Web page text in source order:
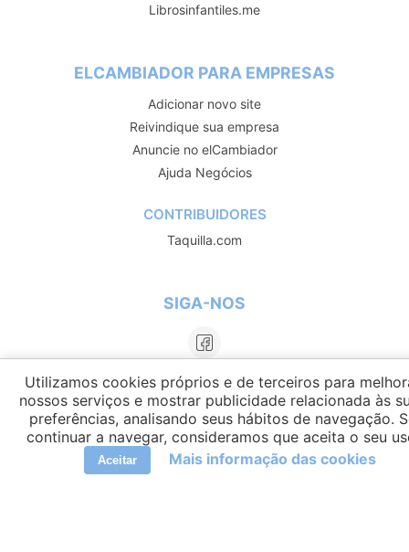
Librosinfantiles.me
ELCAMBIADOR PARA EMPRESAS
Adicionar novo site
Reivindique sua empresa
Anuncie no elCambiador
Ajuda Negócios
CONTRIBUIDORES
Taquilla.com
SIGA-NOS
Utilizamos cookies próprios e de terceiros para
nossos serviços e mostrar publicidade relacionada às
preferências, analisando seus hábitos de navegação.
continuar a navegar, consideramos que aceita o seu
Aceitar Mais informação das cookies